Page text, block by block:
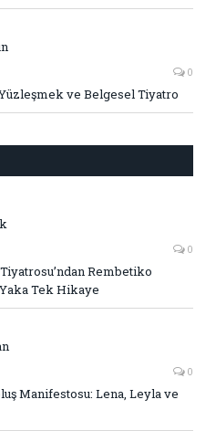
0
ve Belgesel Tiyatro
0
Rembetiko
Tek Hikaye
0
Manifestosu: Lena, Leyla ve